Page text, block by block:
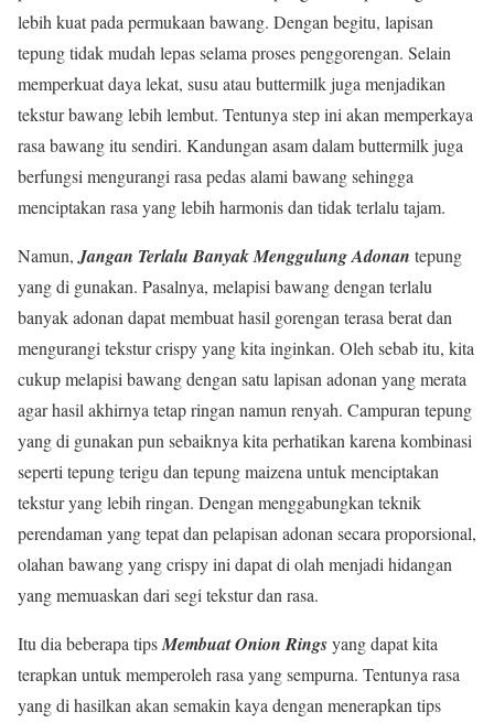
lebih kuat pada permukaan bawang. Dengan begitu, lapisan
tepung tidak mudah lepas selama proses penggorengan. Selain
memperkuat daya lekat, susu atau buttermilk juga menjadikan
tekstur bawang lebih lembut. Tentunya step ini akan memperkaya
rasa bawang itu sendiri. Kandungan asam dalam buttermilk juga
berfungsi mengurangi rasa pedas alami bawang sehingga
menciptakan rasa yang lebih harmonis dan tidak terlalu tajam.
Namun,Jangan Terlalu Banyak Menggulung Adonan tepung
yang di gunakan. Pasalnya, melapisi bawang dengan terlalu
banyak adonan dapat membuat hasil gorengan terasa berat dan
mengurangi tekstur crispy yang kita inginkan. Oleh sebab itu, kita
cukup melapisi bawang dengan satu lapisan adonan yang merata
agar hasil akhirnya tetap ringan namun renyah. Campuran tepung
yang di gunakan pun sebaiknya kita perhatikan karena kombinasi
seperti tepung terigu dan tepung maizena untuk menciptakan
tekstur yang lebih ringan. Dengan menggabungkan teknik
perendaman yang tepat dan pelapisan adonan secara proporsional,
olahan bawang yang crispy ini dapat di olah menjadi hidangan
yang memuaskan dari segi tekstur dan rasa.
Itu dia beberapa tipsMembuat Onion Ringsyang dapat kita
terapkan untuk memperoleh rasa yang sempurna. Tentunya rasa
yang di hasilkan akan semakin kaya dengan menerapkan tips